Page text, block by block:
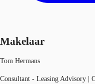
Makelaar
Tom Hermans
Consultant - Leasing Advisory |